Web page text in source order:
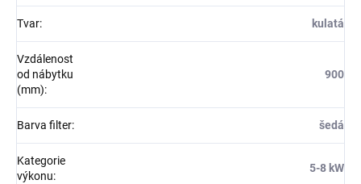
Tvar: kulatá
Vzdálenost
od nábytku
(mm):
900
Barva filter: šedá
Kategorie
výkonu:
5-8 kW